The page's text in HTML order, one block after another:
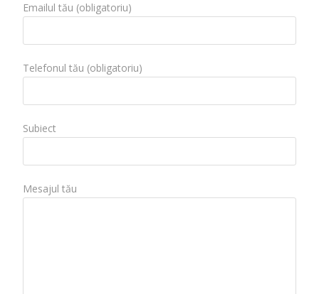
Emailul tău (obligatoriu)
Telefonul tău (obligatoriu)
Subiect
Mesajul tău